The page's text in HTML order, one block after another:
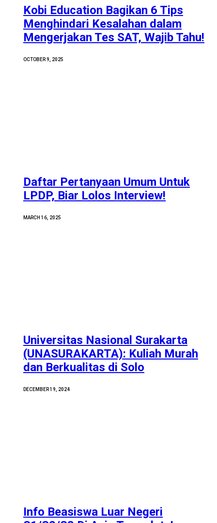
Kobi Education Bagikan 6 Tips
Menghindari Kesalahan dalam
Mengerjakan Tes SAT, Wajib Tahu!
OCTOBER 9, 2025
Daftar Pertanyaan Umum Untuk
LPDP, Biar Lolos Interview!
MARCH 16, 2025
Universitas Nasional Surakarta
(UNASURAKARTA): Kuliah Murah
dan Berkualitas di Solo
DECEMBER 19, 2024
Info Beasiswa Luar Negeri